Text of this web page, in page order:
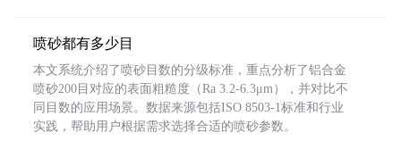
喷砂都有多少目
本文系统介绍了喷砂目数的分级标准，重点分析了铝合金
喷砂200目对应的表面粗糙度（Ra 3.2-6.3μm），并对比不
同目数的应用场景。数据来源包括ISO 8503-1标准和行业
实践，帮助用户根据需求选择合适的喷砂参数。